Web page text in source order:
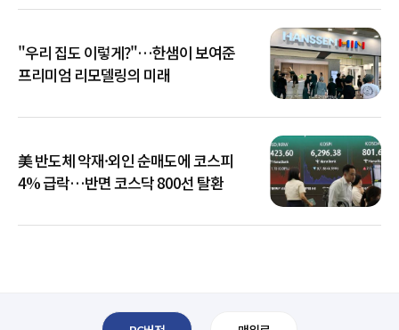
"우리 집도 이렇게?"…한샘이 보여준
프리미엄 리모델링의 미래
美 반도체 악재·외인 순매도에 코스피
4% 급락…반면 코스닥 800선 탈환